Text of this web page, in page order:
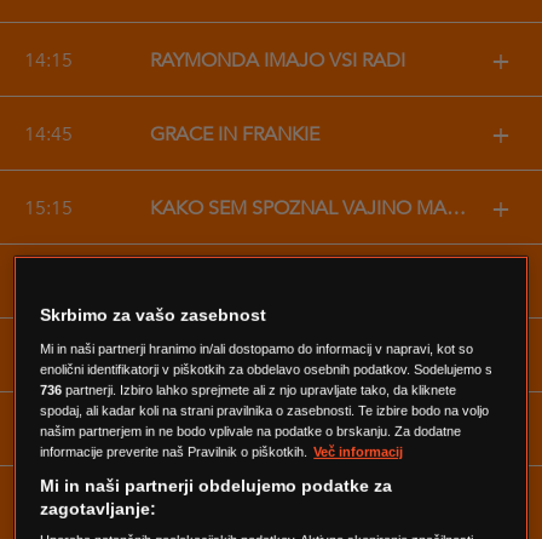
14:15 RAYMONDA IMAJO VSI RADI +
14:45 GRACE IN FRANKIE +
15:15 KAKO SEM SPOZNAL VAJINO MAMO +
16:10 KAKO SEM SPOZNAL VAJINO MAMO +
16:35 KAKO SEM SPOZNAL VAJINO MAMO
17:05 RAZOČARANE GOSPODINJE
Skrbimo za vašo zasebnost
Mi in naši partnerji hranimo in/ali dostopamo do informacij v napravi, kot so
enolični identifikatorji v piškotkih za obdelavo osebnih podatkov. Sodelujemo s
736 partnerji. Izbiro lahko sprejmete ali z njo upravljate tako, da kliknete
spodaj, ali kadar koli na strani pravilnika o zasebnosti. Te izbire bodo na voljo
našim partnerjem in ne bodo vplivale na podatke o brskanju. Za dodatne
informacije preverite naš Pravilnik o piškotkih. Več informacij
Mi in naši partnerji obdelujemo podatke za
zagotavljanje: